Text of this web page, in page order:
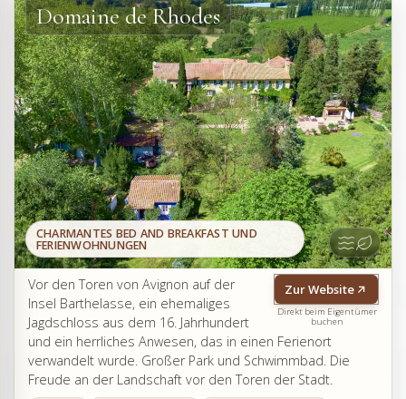
CHARMANTES BED AND BREAKFAST UND
FERIENWOHNUNGEN
Domaine de Rhodes
Zur Website
Direkt beim Eigentümer
buchen
Vor den Toren von Avignon auf der
Insel Barthelasse, ein ehemaliges
Jagdschloss aus dem 16. Jahrhundert
und ein herrliches Anwesen, das in einen Ferienort
verwandelt wurde. Großer Park und Schwimmbad. Die
Freude an der Landschaft vor den Toren der Stadt.